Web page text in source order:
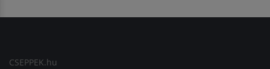
CSEPPEK.hu